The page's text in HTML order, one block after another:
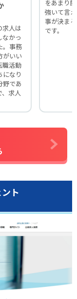
求人は
かっ
。事務
がいい
職活動
なり
野であ
求人
をあまり
強いて言
事が決ま
です。
ト